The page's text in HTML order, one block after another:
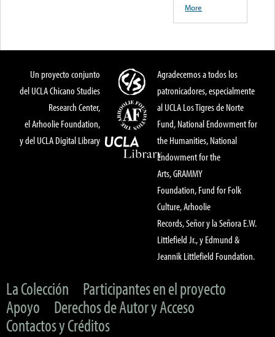
More
Un proyecto conjunto
del UCLA Chicano Studies
Research Center,
el Arhoolie Foundation,
y del UCLA Digital Library
Agradecemos a todos los
patronicadores, especialmente
al UCLA Los Tigres de Norte
Fund, National Endowment for
the Humanities, National
Endowment for the
Arts, GRAMMY
Foundation, Fund for Folk
Culture, Arhoolie
Records, Señor y la Señora E.W.
Littlefield Jr., y Edmund &
Jeannik Littlefield Foundation.
La Colección
Participantes en el proyecto
Apoyo
Derechos de Autor y Acceso
Contactos y Créditos